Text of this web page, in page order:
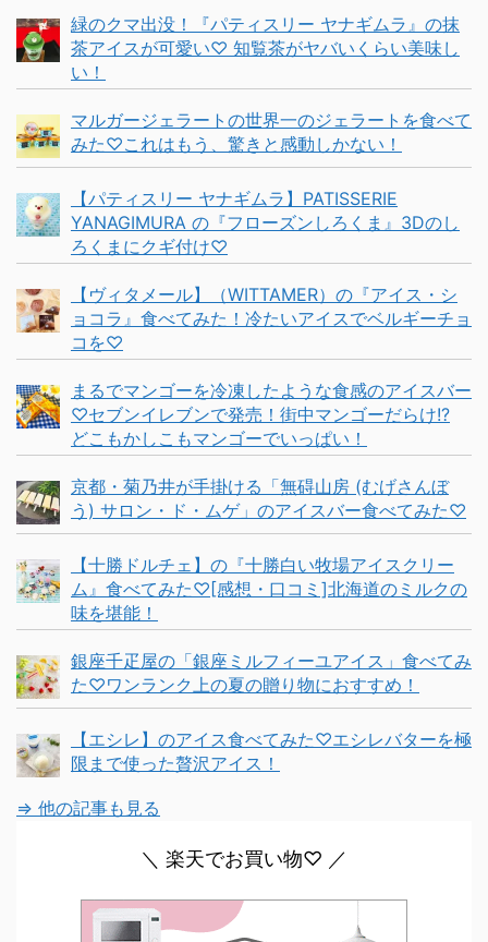
緑のクマ出没！『パティスリー ヤナギムラ』の抹
茶アイスが可愛い♡ 知覧茶がヤバいくらい美味し
い！
マルガージェラートの世界一のジェラートを食べて
みた♡これはもう、驚きと感動しかない！
【パティスリー ヤナギムラ】PATISSERIE
YANAGIMURA の『フローズンしろくま』3Dのし
ろくまにクギ付け♡
【ヴィタメール】（WITTAMER）の『アイス・シ
ョコラ』食べてみた！冷たいアイスでベルギーチョ
コを♡
まるでマンゴーを冷凍したような食感のアイスバー
♡セブンイレブンで発売！街中マンゴーだらけ!?
どこもかしこもマンゴーでいっぱい！
京都・菊乃井が手掛ける「無碍山房 (むげさんぼ
う) サロン・ド・ムゲ」のアイスバー食べてみた♡
【十勝ドルチェ】の『十勝白い牧場アイスクリー
ム』食べてみた♡[感想・口コミ]北海道のミルクの
味を堪能！
銀座千疋屋の「銀座ミルフィーユアイス」食べてみ
た♡ワンランク上の夏の贈り物におすすめ！
【エシレ】のアイス食べてみた♡エシレバターを極
限まで使った贅沢アイス！
⇒ 他の記事も見る
＼ 楽天でお買い物♡ ／